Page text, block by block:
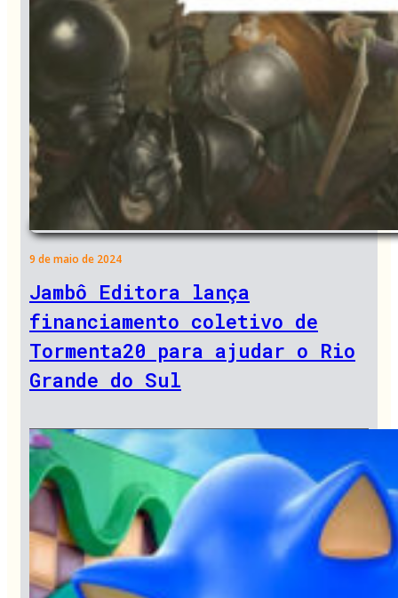
9 de maio de 2024
Jambô Editora lança
financiamento coletivo de
Tormenta20 para ajudar o Rio
Grande do Sul